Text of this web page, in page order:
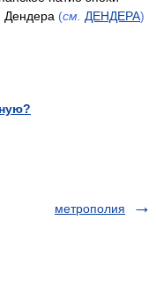
Дендера (см. ДЕНДЕРА)
метрополия